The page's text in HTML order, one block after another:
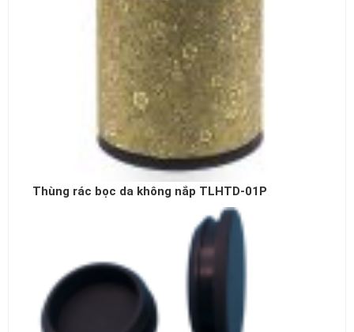
Thùng rác bọc da không nắp TLHTD-01P